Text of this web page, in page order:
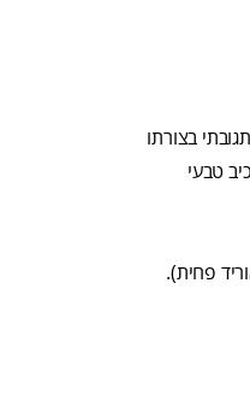
בצורתו
טבעי
פחית).